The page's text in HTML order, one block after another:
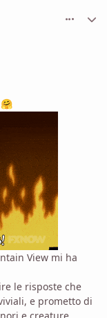
🤗
View mi ha
le risposte che
e prometto di